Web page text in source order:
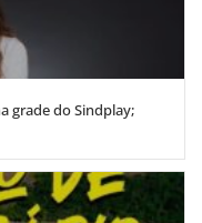
grade do Sindplay;